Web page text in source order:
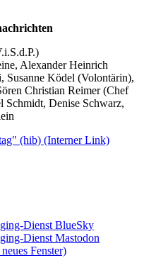
Alexander Heinrich
Susanne Ködel (Volontärin),
Christian Reimer (Chef
Schmidt, Denise Schwarz,
(hib) (Interner Link)
Dienst BlueSky
Dienst Mastodon
Fenster)